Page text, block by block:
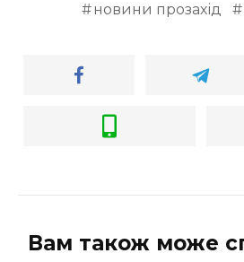
новини прозахід
Вам також може